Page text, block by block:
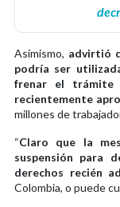
Asimismo, advirtió
podría ser
frenar el trámite
recientemente
millones de
“Claro que la
suspensión para
derechos recién
Colombia, o puede